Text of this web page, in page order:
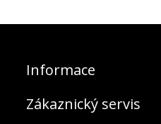
Informace
Zákaznický servis